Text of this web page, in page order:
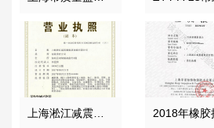
上海淞江减震器集团南通有限公司营业执照